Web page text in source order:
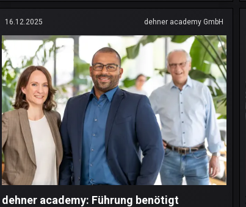
16.12.2025 dehner academy GmbH
dehner academy: Führung benötigt